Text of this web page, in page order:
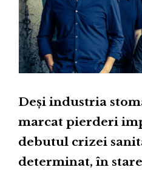
Deși industria
marcat pierderi
debutul crizei
determinat, în